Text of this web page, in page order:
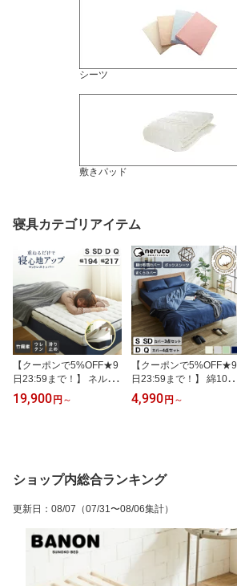
シーツ
敷きパッド
寝具カテゴリアイテム
【クーポンで5%OFF★9
日23:59まで！】 ネルコ
ポケットコイルマットレ
ス ネルコンシェルジュ
やわらか ホワイト シン
グル セミダブル ダブル
19,900円 ～
【クーポンで5%OFF★9
日23:59まで！】 綿10
0％ コットンツイル 布団
カバーセット シングル
ーセット 洗濯機可 ベッ
ド用 ピロケース
4,990円 ～
ショップ内総合ランキング
更新日 ： 08/07 （07/31〜08/06集計）